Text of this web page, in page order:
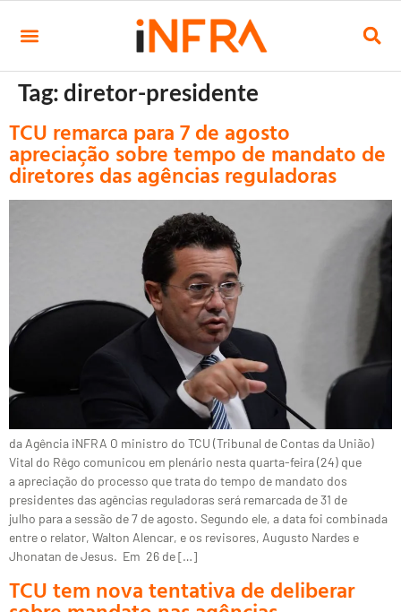
Tag:diretor-presidente
TCU remarca para 7 de agosto
apreciação sobre tempo de mandato de
diretores das agências reguladoras
da Agência iNFRA O ministro do TCU (Tribunal de Contas da União)
Vital do Rêgo comunicou em plenário nesta quarta-feira (24) que
a apreciação do processo que trata do tempo de mandato dos
presidentes das agências reguladoras será remarcada de 31 de
julho para a sessão de 7 de agosto. Segundo ele, a data foi combinada
entre o relator, Walton Alencar, e os revisores, Augusto Nardes e
Jhonatan de Jesus. Em 26 de […]
TCU tem nova tentativa de deliberar